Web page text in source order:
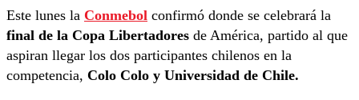
Este lunes la Conmebol confirmó donde se celebrará la
final de la Copa Libertadores de América, partido al que
aspiran llegar los dos participantes chilenos en la
competencia, Colo Colo y Universidad de Chile.